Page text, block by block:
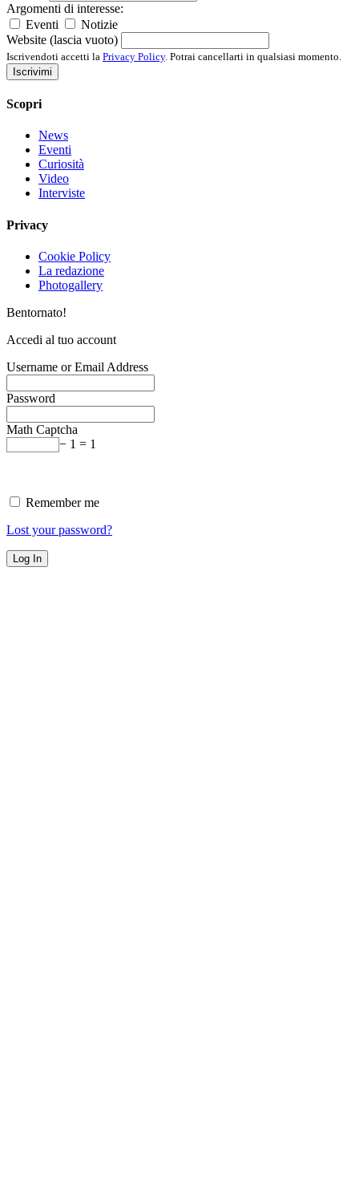
Argomenti di interesse:
Eventi
Notizie
Website (lascia vuoto)
Iscrivendoti accetti la Privacy Policy. Potrai cancellarti in qualsiasi momento.
Iscrivimi
Scopri
News
Eventi
Curiosità
Video
Interviste
Privacy
Cookie Policy
La redazione
Photogallery
Bentornato!
Accedi al tuo account
Username or Email Address
Password
Math Captcha
− 1 = 1
Remember me
Lost your password?